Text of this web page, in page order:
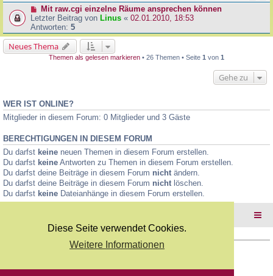
Diese Seite verwendet Cookies.
Weitere Informationen
Mit raw.cgi einzelne Räume ansprechen können
Letzter Beitrag von Linus « 02.01.2010, 18:53
Antworten: 5
Neues Thema
Themen als gelesen markieren • 26 Themen • Seite 1 von 1
Gehe zu
WER IST ONLINE?
Mitglieder in diesem Forum: 0 Mitglieder und 3 Gäste
BERECHTIGUNGEN IN DIESEM FORUM
Du darfst keine neuen Themen in diesem Forum erstellen.
Du darfst keine Antworten zu Themen in diesem Forum erstellen.
Du darfst deine Beiträge in diesem Forum nicht ändern.
Du darfst deine Beiträge in diesem Forum nicht löschen.
Du darfst keine Dateianhänge in diesem Forum erstellen.
Deutsche Übersetzung durchphpBB.de